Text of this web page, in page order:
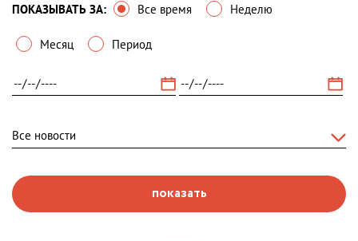
ПОКАЗЫВАТЬ ЗА: Все время Неделю
Месяц Период
показать